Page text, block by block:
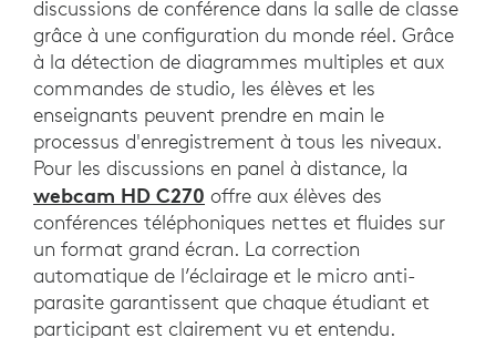
discussions de conférence dans la salle de classe
grâce à une configuration du monde réel. Grâce
à la détection de diagrammes multiples et aux
commandes de studio, les élèves et les
enseignants peuvent prendre en main le
processus d'enregistrement à tous les niveaux.
Pour les discussions en panel à distance, la
webcam HD C270 offre aux élèves des
conférences téléphoniques nettes et fluides sur
un format grand écran. La correction
automatique de l’éclairage et le micro anti-
parasite garantissent que chaque étudiant et
participant est clairement vu et entendu.